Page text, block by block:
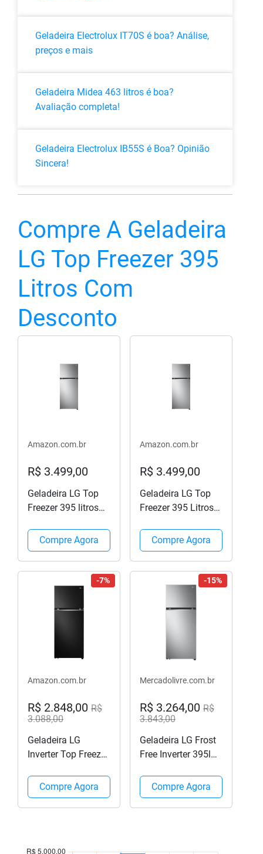
Geladeira Electrolux IT70S é boa? Análise,
preços e mais
Geladeira Midea 463 litros é boa?
Avaliação completa!
Geladeira Electrolux IB55S é Boa? Opinião
Sincera!
Compre A Geladeira
LG Top Freezer 395
Litros Com
Desconto
Amazon.com.br
R$ 3.499,00
Geladeira LG Top
Freezer 395 litros
GN-B392PLMB
Compre Agora
Amazon.com.br
R$ 3.499,00
Geladeira LG Top
Freezer 395 Litros
GN-B392PLM2
Compre Agora
-7%
Amazon.com.br
R$ 2.848,00 R$
3.088,00
Geladeira LG
Inverter Top Freezer
B392PXG - 127V
Compre Agora
-15%
Mercadolivre.com.br
R$ 3.264,00 R$
3.843,00
Geladeira LG Frost
Free Inverter 395l
Compre Agora